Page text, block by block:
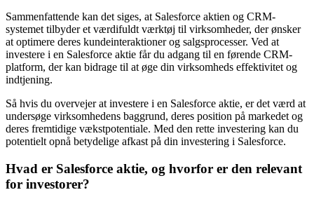
Sammenfattende kan det siges, at Salesforce aktien og CRM-
systemet tilbyder et værdifuldt værktøj til virksomheder, der ønsker
at optimere deres kundeinteraktioner og salgsprocesser. Ved at
investere i en Salesforce aktie får du adgang til en førende CRM-
platform, der kan bidrage til at øge din virksomheds effektivitet og
indtjening.
Så hvis du overvejer at investere i en Salesforce aktie, er det værd at
undersøge virksomhedens baggrund, deres position på markedet og
deres fremtidige vækstpotentiale. Med den rette investering kan du
potentielt opnå betydelige afkast på din investering i Salesforce.
Hvad er Salesforce aktie, og hvorfor er den relevant
for investorer?